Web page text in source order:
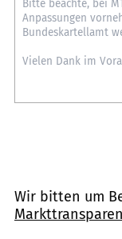
Wir bitten um